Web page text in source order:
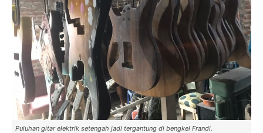
Puluhan gitar elektrik setengah jadi tergantung di bengkel Frandi.